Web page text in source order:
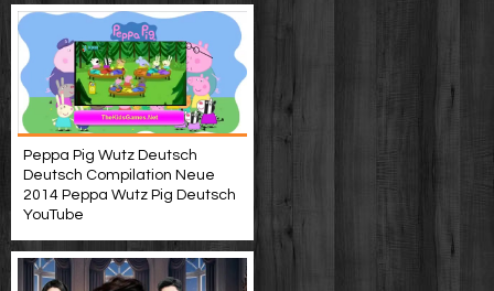
Peppa Pig Wutz Deutsch
Deutsch Compilation Neue
2014 Peppa Wutz Pig Deutsch
YouTube